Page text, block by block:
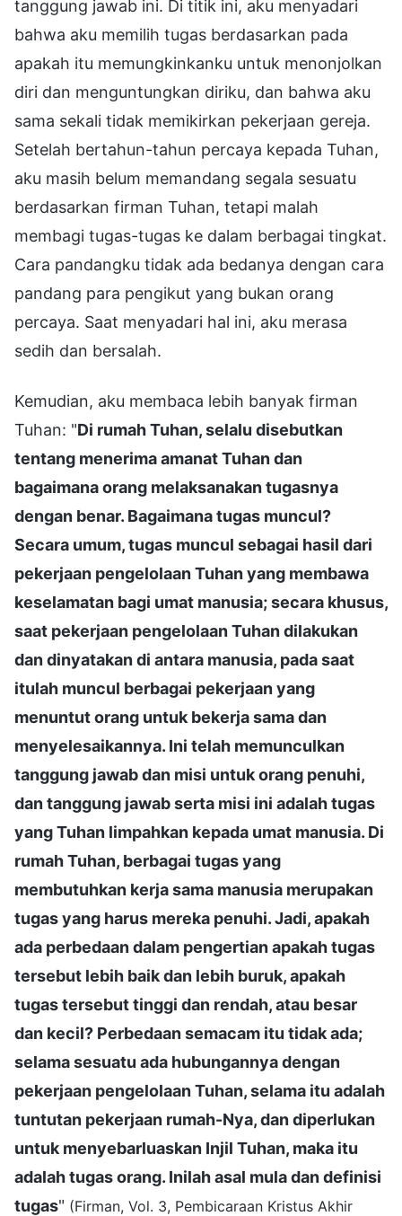
tanggung jawab ini. Di titik ini, aku menyadari
bahwa aku memilih tugas berdasarkan pada
apakah itu memungkinkanku untuk menonjolkan
diri dan menguntungkan diriku, dan bahwa aku
sama sekali tidak memikirkan pekerjaan gereja.
Setelah bertahun-tahun percaya kepada Tuhan,
aku masih belum memandang segala sesuatu
berdasarkan firman Tuhan, tetapi malah
membagi tugas-tugas ke dalam berbagai tingkat.
Cara pandangku tidak ada bedanya dengan cara
pandang para pengikut yang bukan orang
percaya. Saat menyadari hal ini, aku merasa
sedih dan bersalah.
Kemudian, aku membaca lebih banyak firman
Tuhan: "Di rumah Tuhan, selalu disebutkan
tentang menerima amanat Tuhan dan
bagaimana orang melaksanakan tugasnya
dengan benar. Bagaimana tugas muncul?
Secara umum, tugas muncul sebagai hasil dari
pekerjaan pengelolaan Tuhan yang membawa
keselamatan bagi umat manusia; secara khusus,
saat pekerjaan pengelolaan Tuhan dilakukan
dan dinyatakan di antara manusia, pada saat
itulah muncul berbagai pekerjaan yang
menuntut orang untuk bekerja sama dan
menyelesaikannya. Ini telah memunculkan
tanggung jawab dan misi untuk orang penuhi,
dan tanggung jawab serta misi ini adalah tugas
yang Tuhan limpahkan kepada umat manusia. Di
rumah Tuhan, berbagai tugas yang
membutuhkan kerja sama manusia merupakan
tugas yang harus mereka penuhi. Jadi, apakah
ada perbedaan dalam pengertian apakah tugas
tersebut lebih baik dan lebih buruk, apakah
tugas tersebut tinggi dan rendah, atau besar
dan kecil? Perbedaan semacam itu tidak ada;
selama sesuatu ada hubungannya dengan
pekerjaan pengelolaan Tuhan, selama itu adalah
tuntutan pekerjaan rumah-Nya, dan diperlukan
untuk menyebarluaskan Injil Tuhan, maka itu
adalah tugas orang. Inilah asal mula dan definisi
tugas" (Firman, Vol. 3, Pembicaraan Kristus Akhir